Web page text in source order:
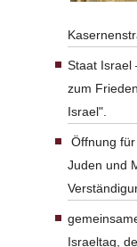
Staat Israel
zum
Israel".
Öffnung
Juden und
Israeltag,